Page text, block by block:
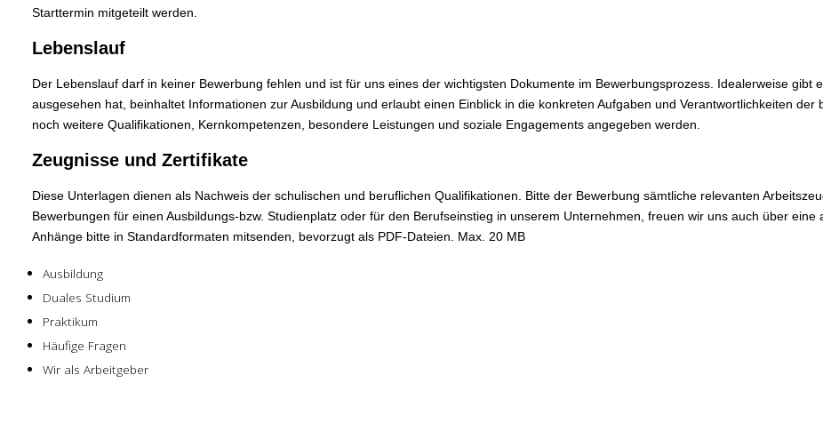
Starttermin mitgeteilt werden.
Lebenslauf
Der Lebenslauf darf in keiner Bewerbung fehlen und ist für uns eines der wichtigsten Dokumente im Bewerbungsprozess. Idealerweise gibt
ausgesehen hat, beinhaltet Informationen zur Ausbildung und erlaubt einen Einblick in die konkreten Aufgaben und Verantwortlichkeiten
noch weitere Qualifikationen, Kernkompetenzen, besondere Leistungen und soziale Engagements angegeben werden.
Zeugnisse und Zertifikate
Diese Unterlagen dienen als Nachweis der schulischen und beruflichen Qualifikationen. Bitte der Bewerbung sämtliche relevanten
Bewerbungen für einen Ausbildungs-bzw. Studienplatz oder für den Berufseinstieg in unserem Unternehmen, freuen wir uns auch über
Anhänge bitte in Standardformaten mitsenden, bevorzugt als PDF-Dateien. Max. 20 MB
Ausbildung
Duales Studium
Praktikum
Häufige Fragen
Wir als Arbeitgeber